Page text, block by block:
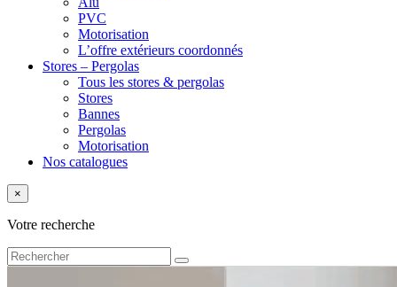
PVC
Motorisation
L’offre extérieurs coordonnés
Stores – Pergolas
Tous les stores & pergolas
Stores
Bannes
Pergolas
Motorisation
Nos catalogues
×
Votre recherche